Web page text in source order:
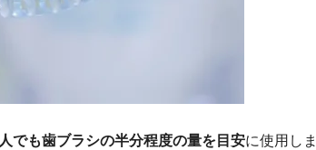
でも歯ブラシの半分程度の量を目安に使用しま